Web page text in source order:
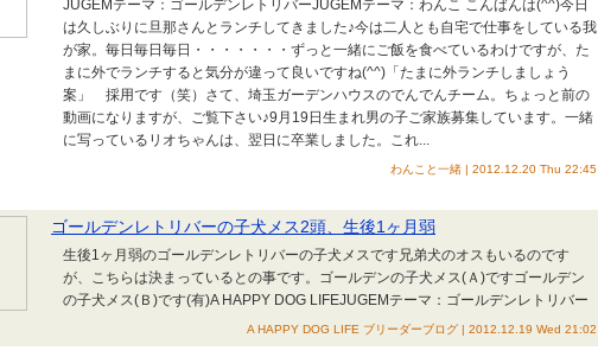
JUGEMテーマ：ゴールデンレトリバーJUGEMテーマ：わんこ こんばんは(^^)今日
は久しぶりに旦那さんとランチしてきました♪今は二人とも自宅で仕事をしている我
が家。毎日毎日毎日・・・・・・・ずっと一緒にご飯を食べているわけですが、た
まに外でランチすると気分が違って良いですね(^^)「たまに外ランチしましょう
案」 採用です（笑）さて、埼玉ガーデンハウスのでんでんチーム。ちょっと前の
動画になりますが、ご覧下さい♪9月19日生まれ男の子ご家族募集しています。一緒
に写っているリオちゃんは、翌日に卒業しました。これ...
わんこと一緒 | 2012.12.20 Thu 22:45
ゴールデンレトリバーの子犬メス2頭、生後1ヶ月弱
生後1ヶ月弱のゴールデンレトリバーの子犬メスです兄弟犬のオスもいるのです
が、こちらは決まっているとの事です。ゴールデンの子犬メス(Ａ)ですゴールデン
の子犬メス(Ｂ)です(有)A HAPPY DOG LIFEJUGEMテーマ：ゴールデンレトリバー
A HAPPY DOG LIFE ブリーダーブログ | 2012.12.19 Wed 21:02